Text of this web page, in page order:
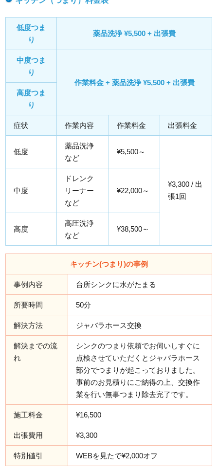
低度つま
り
薬品洗浄 ¥5,500 + 出張費
中度つま
り
作業料金 + 薬品洗浄 ¥5,500 + 出張費
高度つま
り
症状 作業内容 作業料金 出張料金
低度
薬品洗浄
など
¥5,500～
¥3,300 / 出
張1回
中度
ドレンク
リーナー
など
¥22,000～
高度
高圧洗浄
など
¥38,500～
キッチン(つまり)の事例
事例内容 台所シンクに水がたまる
所要時間 50分
解決方法 ジャバラホース交換
解決までの流
れ
シンクのつまり依頼でお伺いしすぐに
点検させていただくとジャバラホース
部分でつまりが起こっておりました。
事前のお見積りにご納得の上、交換作
業を行い無事つまり除去完了です。
施工料金 ¥16,500
出張費用 ¥3,300
特別値引 WEBを見たで¥2,000オフ